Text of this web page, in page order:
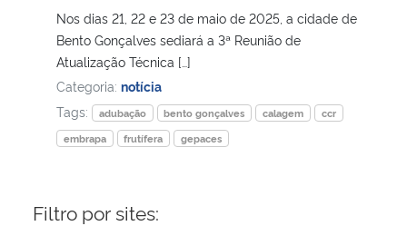
Ministério da Ciência, Tecnologia, Inovações e Comunicações
Ministério do Meio Ambiente
Ministério do Turismo
Nos dias 21, 22 e 23 de maio de 2025, a cidade de
Bento Gonçalves sediará a 3ª Reunião de
Atualização Técnica […]
Categoria: notícia
Tags:
adubação bento gonçalves calagem
ccr
embrapa
frutífera gepaces
Filtro por sites: